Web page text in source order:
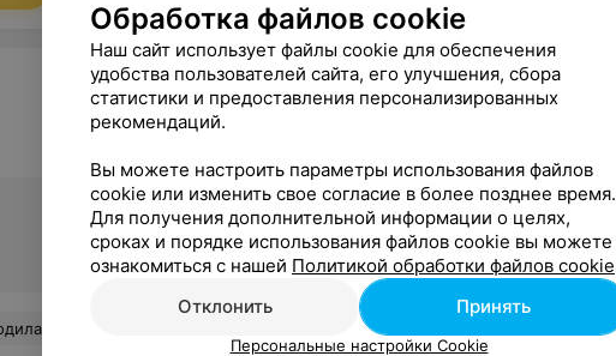
Все цены
за вашу работу, очень хорошее уютное место с отличными мастерами.
Обработка файлов cookie
Наш сайт использует файлы cookie для обеспечения
удобства пользователей сайта, его улучшения, сбора
статистики и предоставления персонализированных
рекомендаций.
Вы можете настроить параметры использования файлов
cookie или изменить свое согласие в более позднее время.
Для получения дополнительной информации о целях,
сроках и порядке использования файлов cookie вы можете
ознакомиться с нашей Политикой обработки файлов cookie
Отклонить
Принять
Персональные настройки Cookie